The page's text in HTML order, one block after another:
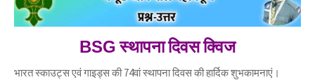
BSGस्थापना दिवस क्विज
भारत स्काउट्स एवं गाइड्स की 74वां स्थापना दिवस की हार्दिक शुभकामनाएं।